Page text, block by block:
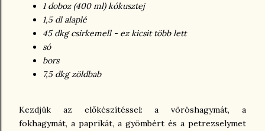
1 doboz (400 ml) kókusztej
1,5 dl alaplé
45 dkg csirkemell - ez kicsit több lett
só
bors
7,5 dkg zöldbab
Kezdjük az előkészítéssel: a vöröshagymát, a
fokhagymát, a paprikát, a gyömbért és a petrezselymet